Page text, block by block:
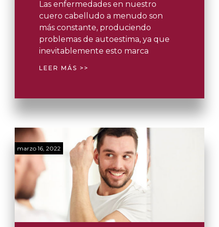
Las enfermedades en nuestro
cuero cabelludo a menudo son
más constante, produciendo
problemas de autoestima, ya que
inevitablemente esto marca
LEER MÁS >>
marzo 16, 2022